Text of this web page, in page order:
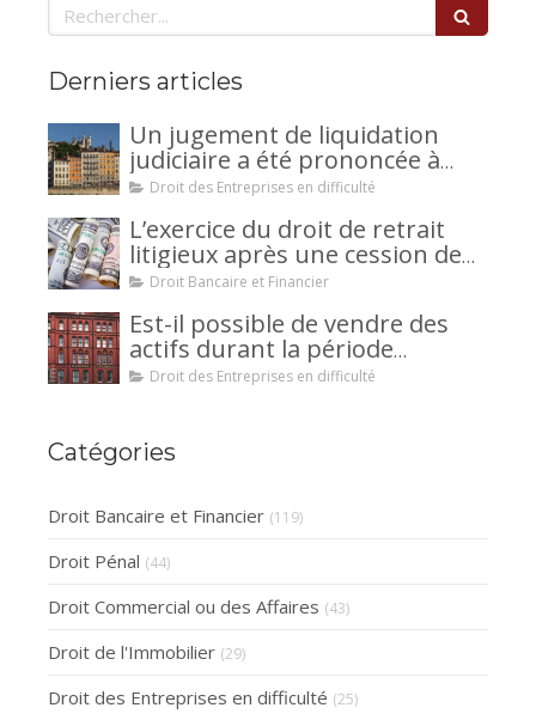
Rechercher
Derniers articles
Un jugement de liquidation
judiciaire a été prononcée à
votre encontre : comment
Droit des Entreprises en difficulté
L’exercice du droit de retrait
litigieux après une cession de
créance : un mécanisme
la caution.
Droit Bancaire et Financier
Est-il possible de vendre des
actifs durant la période
d’observation d’un
Droit des Entreprises en difficulté
Catégories
Droit Bancaire et Financier (119)
Droit Pénal (44)
Droit Commercial ou des Affaires (43)
Droit de l'Immobilier (29)
Droit des Entreprises en difficulté (25)